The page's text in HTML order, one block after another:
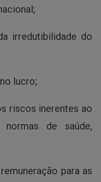
irredutibilidade do
lucro;
riscos inerentes ao
de saúde,
para as